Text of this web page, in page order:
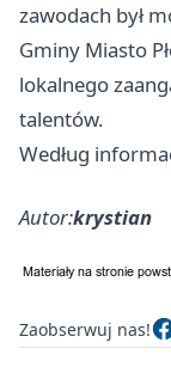
zawodach był
Gminy Miasto
lokalnego
talentów.
Według
Autor:krystian
Zaobserwuj nas!